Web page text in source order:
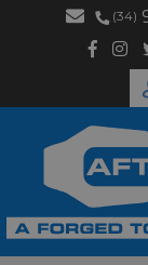
(34)